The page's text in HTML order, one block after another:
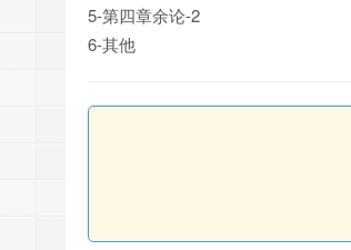
5-第四章余论-2
6-其他